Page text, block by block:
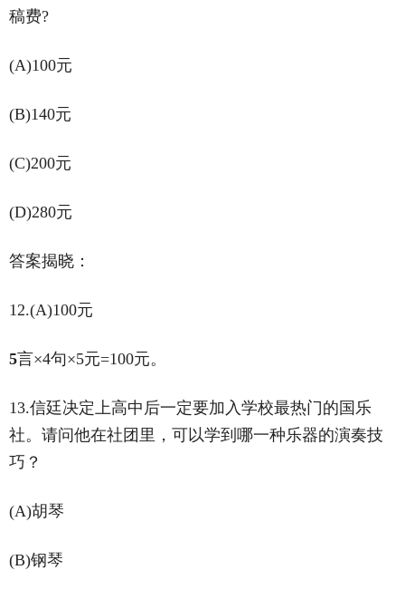
稿费?
(A)100元
(B)140元
(C)200元
(D)280元
答案揭晓：
12.(A)100元
5言×4句×5元=100元。
13.信廷决定上高中后一定要加入学校最热门的国乐
社。请问他在社团里，可以学到哪一种乐器的演奏技
巧？
(A)胡琴
(B)钢琴